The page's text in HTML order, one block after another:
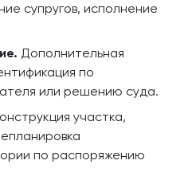
супругов, исполнение
Дополнительная
по
или решению суда.
участка,
по распоряжению